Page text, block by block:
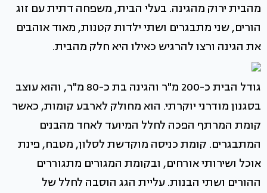
מהבית ירוק מהגינה. בעלי הבית, משפחה דתית עם זוג
הורים, שני מתבגרים ושתי ילדות קטנות, מאוד אוהבים
את הגינה ורצו להרגיש כאילו היא חלק מהבית.
גודל הבית כ-200 מ"ר והגינה בת כ-80 מ"ר, והוא עוצב
בסגנון מודרני יוקרתי. הוא מחולק לארבע קומות, כאשר
קומת המרתף הפכה לחלל המיועד לאחד מהבנים
המתבגרים. קומת כניסה מוקדשת לסלון, מטבח, פינת
אוכל ושירותי אורחים, ובקומת המגורים מתגוררים
ההורים ושתי הבנות. עליית הגג הוסבה לחלל של